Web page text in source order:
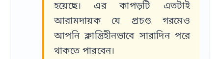
হয়েছে। এর কাপড়টি এতটাই
আরামদায়ক যে প্রচণ্ড গরমেও
আপনি ক্লান্তিহীনভাবে সারাদিন পরে
থাকতে পারবেন।